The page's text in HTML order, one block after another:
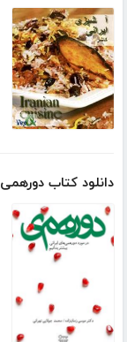
دانلود کتاب دورهمی